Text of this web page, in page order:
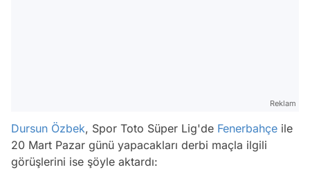
Reklam
Dursun Özbek, Spor Toto Süper Lig'de Fenerbahçe ile
20 Mart Pazar günü yapacakları derbi maçla ilgili
görüşlerini ise şöyle aktardı: